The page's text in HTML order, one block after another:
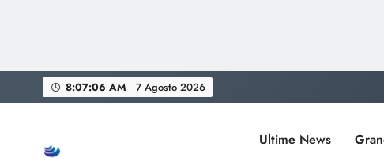
to
8:07:07 AM 7 Agosto 2026
Ultime News